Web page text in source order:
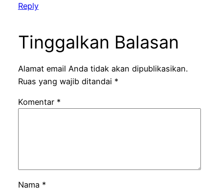
Reply
Tinggalkan Balasan
Alamat email Anda tidak akan dipublikasikan.
Ruas yang wajib ditandai *
Komentar *
Nama *